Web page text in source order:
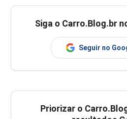
Siga o Carro.Blog.br
Seguir no
Priorizar o